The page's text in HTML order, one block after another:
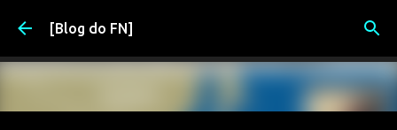
Pular para o conteúdo principal
[Blog do FN]